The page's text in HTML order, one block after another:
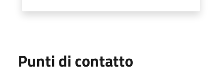
Punti di contatto